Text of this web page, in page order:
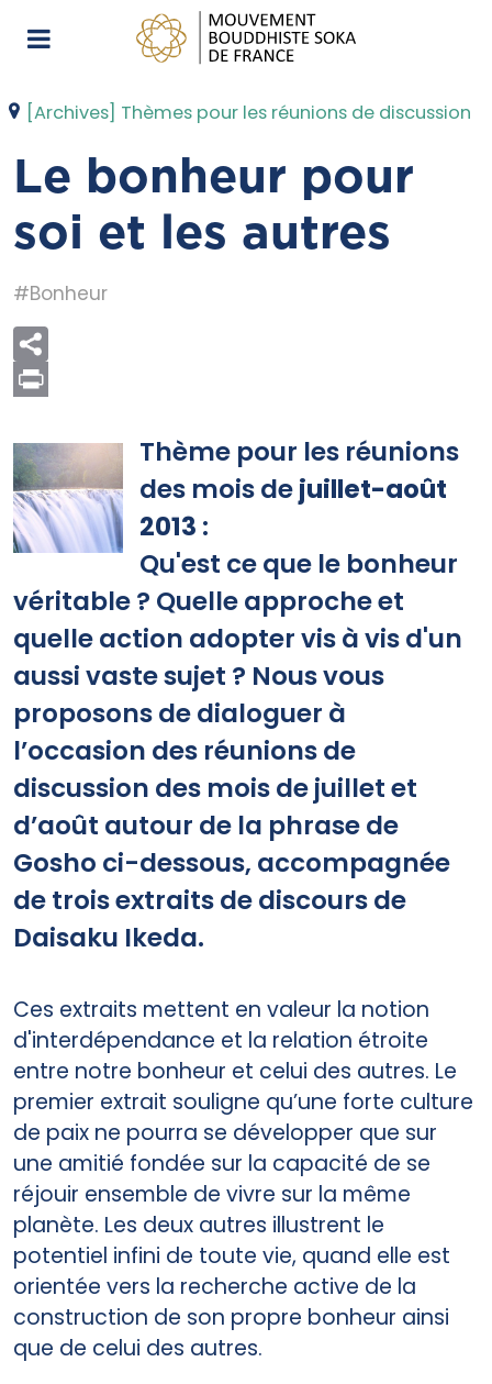
[Archives] Thèmes pour les réunions de discussion
Le bonheur pour
soi et les autres
#Bonheur
Thème pour les réunions
des mois dejuillet-août
2013 :
Qu'est ce que le bonheur
véritable ? Quelle approche et
quelle action adopter vis à vis d'un
aussi vaste sujet ? Nous vous
proposons de dialoguer à
l’occasion des réunions de
discussion des mois de juillet et
d’août autour de la phrase de
Gosho ci-dessous, accompagnée
de trois extraits de discours de
Daisaku Ikeda.
Ces extraits mettent en valeur la notion
d'interdépendance et la relation étroite
entre notre bonheur et celui des autres. Le
premier extrait souligne qu’une forte culture
de paix ne pourra se développer que sur
une amitié fondée sur la capacité de se
réjouir ensemble de vivre sur la même
planète. Les deux autres illustrent le
potentiel infini de toute vie, quand elle est
orientée vers la recherche active de la
construction de son propre bonheur ainsi
que de celui des autres.